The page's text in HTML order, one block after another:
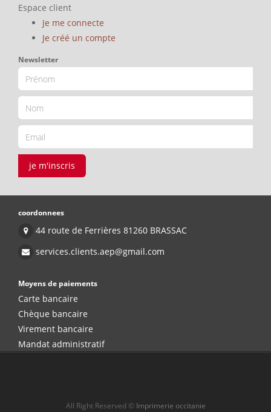
Espace client
Je me connecte
Je créé un compte
Newsletter
je m'inscris
coordonnees
44 route de Ferrières 81260 BRASSAC
services.clients.aep@gmail.com
Moyens de paiements
Carte bancaire
Chèque bancaire
Virement bancaire
Mandat administratif
All Right Reserved © Imprimerie occitanie